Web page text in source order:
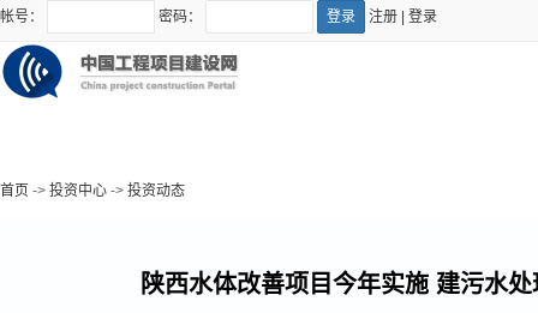
帐号： 密码： 注册 登录
首页 -> 投资中心 -> 投资动态
陕西水体改善项目今年实施 建污水